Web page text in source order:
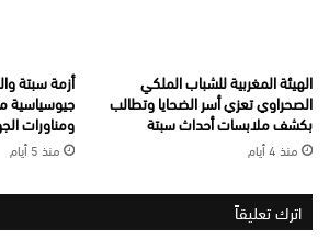
الهيئة المغربية للشباب الملكي
الصحراوي تعزي أسر الضحايا وتطالب
بكشف ملابسات أحداث سبتة
منذ 4 أيام
أزمة سبتة
جيوسياسية
ومناورات
منذ 5 أيام
اترك تعليقاً